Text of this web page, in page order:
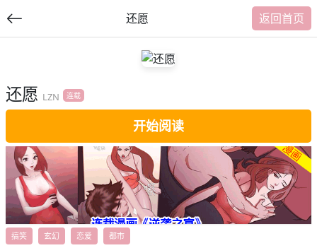
还愿 返回首页
还愿 LZN 连载
开始阅读
搞笑 玄幻 恋爱 都市
交